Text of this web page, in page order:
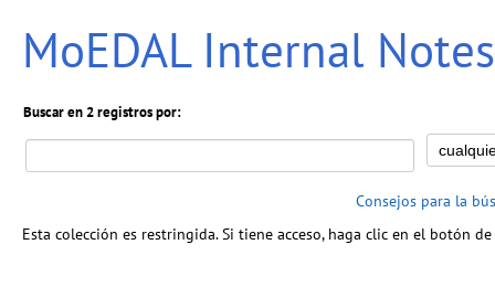
MoEDAL Internal Notes
Buscar en 2 registros por:
Consejos para la
Esta colección es restringida. Si tiene acceso, haga clic en el botón de